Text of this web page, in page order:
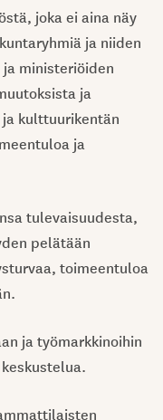
joka ei aina näy
ja niiden
ministeriöiden
ja
kulttuurikentän
ja
tulevaisuudesta,
pelätään
toimeentuloa
ja työmarkkinoihin